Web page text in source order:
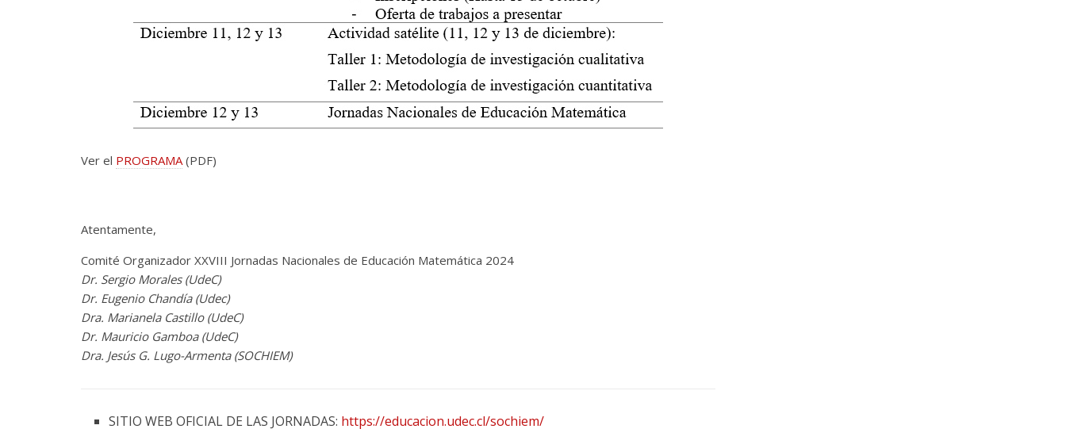
Ver el PROGRAMA(PDF)
Atentamente,
Comité Organizador XXVIII Jornadas Nacionales de Educación Matemática 2024
Dr. Sergio Morales (UdeC)
Dr. Eugenio Chandía (Udec)
Dra. Marianela Castillo (UdeC)
Dr. Mauricio Gamboa (UdeC)
Dra. Jesús G. Lugo-Armenta (SOCHIEM)
SITIO WEB OFICIAL DE LAS JORNADAS: https://educacion.udec.cl/sochiem/